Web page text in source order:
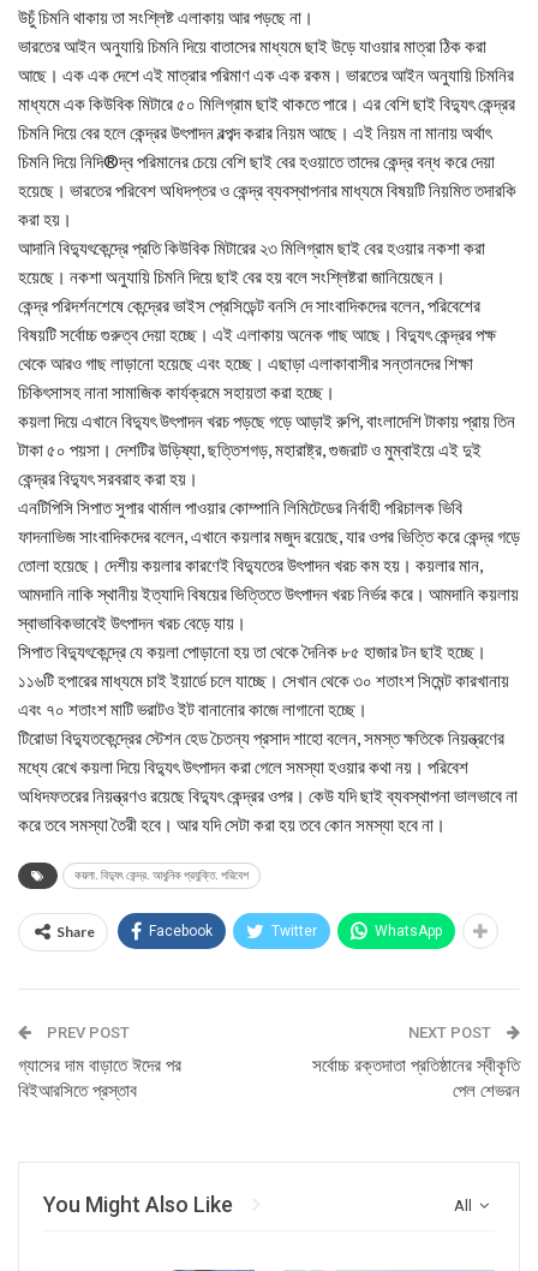
উচুঁ চিমনি থাকায় তা সংশ্লিষ্ট এলাকায় আর পড়ছে না।
ভারতের আইন অনুযায়ি চিমনি দিয়ে বাতাসের মাধ্যমে ছাই উড়ে যাওয়ার মাত্রা ঠিক করা
আছে। এক এক দেশে এই মাত্রার পরিমাণ এক এক রকম। ভারতের আইন অনুযায়ি চিমনির
মাধ্যমে এক কিউবিক মিটারে ৫০ মিলিগ্রাম ছাই থাকতে পারে। এর বেশি ছাই বিদ্যুৎ কেন্দ্রর
চিমনি দিয়ে বের হলে কেন্দ্রর উৎপাদন বল্পব্দ করার নিয়ম আছে। এই নিয়ম না মানায় অর্থাৎ
চিমনি দিয়ে নিদি®দ্ব পরিমানের চেয়ে বেশি ছাই বের হওয়াতে তাদের কেন্দ্র বন্ধ করে দেয়া
হয়েছে। ভারতের পরিবেশ অধিদপ্তর ও কেন্দ্র ব্যবস্থাপনার মাধ্যমে বিষয়টি নিয়মিত তদারকি
করা হয়।
আদানি বিদ্যুৎকেন্দ্রে প্রতি কিউবিক মিটারের ২৩ মিলিগ্রাম ছাই বের হওয়ার নকশা করা
হয়েছে। নকশা অনুযায়ি চিমনি দিয়ে ছাই বের হয় বলে সংশ্লিষ্টরা জানিয়েছেন।
কেন্দ্র পরিদর্শনশেষে কেন্দ্রের ভাইস প্রেসিডেন্ট বনসি দে সাংবাদিকদের বলেন, পরিবেশের
বিষয়টি সর্বোচ্চ গুরুত্ব দেয়া হচ্ছে। এই এলাকায় অনেক গাছ আছে। বিদ্যুৎ কেন্দ্রর পক্ষ
থেকে আরও গাছ লাড়ানো হয়েছে এবং হচ্ছে। এছাড়া এলাকাবাসীর সন্তানদের শিক্ষা
চিকিৎসাসহ নানা সামাজিক কার্যক্রমে সহায়তা করা হচ্ছে।
কয়লা দিয়ে এখানে বিদ্যুৎ উৎপাদন খরচ পড়ছে গড়ে আড়াই রুপি, বাংলাদেশি টাকায় প্রায় তিন
টাকা ৫০ পয়সা। দেশটির উড়িষ্যা, ছত্তিশগড়, মহারাষ্ট্র, গুজরাট ও মুম্বাইয়ে এই দুই
কেন্দ্রর বিদ্যুৎ সরবরাহ করা হয়।
এনটিপিসি সিপাত সুপার থার্মাল পাওয়ার কোম্পানি লিমিটেডের নির্বাহী পরিচালক ভিবি
ফাদনাভিজ সাংবাদিকদের বলেন, এখানে কয়লার মজুদ রয়েছে, যার ওপর ভিত্তি করে কেন্দ্র গড়ে
তোলা হয়েছে। দেশীয় কয়লার কারণেই বিদ্যুতের উৎপাদন খরচ কম হয়। কয়লার মান,
আমদানি নাকি স্থানীয় ইত্যাদি বিষয়ের ভিত্তিতে উৎপাদন খরচ নির্ভর করে। আমদানি কয়লায়
স্বাভাবিকভাবেই উৎপাদন খরচ বেড়ে যায়।
সিপাত বিদ্যুৎকেন্দ্রে যে কয়লা পোড়ানো হয় তা থেকে দৈনিক ৮৫ হাজার টন ছাই হচ্ছে।
১১৬টি হপারের মাধ্যমে চাই ইয়ার্ডে চলে যাচ্ছে। সেখান থেকে ৩০ শতাংশ সিমেন্ট কারখানায়
এবং ৭০ শতাংশ মাটি ভরাটও ইট বানানোর কাজে লাগানো হচ্ছে।
টিরোডা বিদ্যুতকেন্দ্রের স্টেশন হেড চৈতন্য প্রসাদ শাহো বলেন, সমস্ত ক্ষতিকে নিয়ন্ত্রণের
মধ্যে রেখে কয়লা দিয়ে বিদ্যুৎ উৎপাদন করা গেলে সমস্যা হওয়ার কথা নয়। পরিবেশ
অধিদফতরের নিয়ন্ত্রণও রয়েছে বিদ্যুৎ কেন্দ্রর ওপর। কেউ যদি ছাই ব্যবস্থাপনা ভালভাবে না
করে তবে সমস্যা তৈরী হবে। আর যদি সেটা করা হয় তবে কোন সমস্যা হবে না।
কয়লা. বিদ্যুৎ কেন্দ্র. আধুনিক প্রযুক্তি. পরিবেশ
Share Facebook Twitter WhatsApp
PREV POST
গ্যাসের দাম বাড়াতে ঈদের পর
বিইআরসিতে প্রস্তাব
NEXT POST
সর্বোচ্চ রক্তদাতা প্রতিষ্ঠানের স্বীকৃতি
পেল শেভরন
All
You Might Also Like